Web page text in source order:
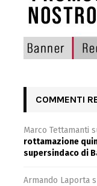
COMMENTI
Marco Tettamanti
rottamazione
supersindaco di
Armando Laporta